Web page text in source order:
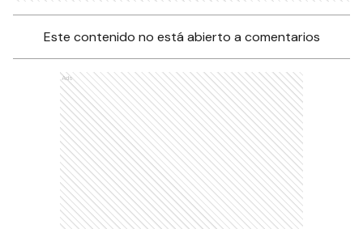
Este contenido no está abierto a comentarios
Ads